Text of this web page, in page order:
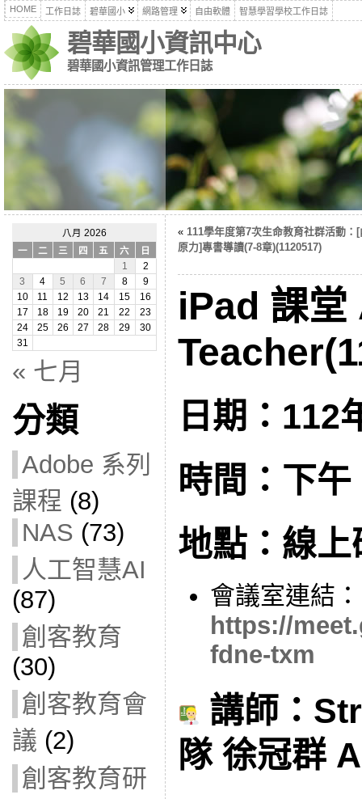
HOME 工作日誌 碧華國小 網路管理 自由軟體 智慧學習學校工作日誌
碧華國小資訊中心
碧華國小資訊管理工作日誌
八月 2026
一
二 三 四 五 六
日
1
2
3
4 5 6 7 8
9
10
11 12 13 14 15
16
17
18 19 20 21 22
23
24
25 26 27 28 29
30
31
« 七月
分類
Adobe 系列
課程 (8)
NAS (73)
人工智慧AI
(87)
創客教育
(30)
創客教育會
議 (2)
創客教育研
« 111學年度第7次生命教育社群活動：[
原力]專書導讀(7-8章)(1120517)
iPad 課
日期：112
時間：下
地點：線上
會議室連結：
https://
fdne-txm
講師：
隊 徐冠群